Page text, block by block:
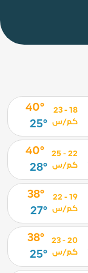
18 - 23
كم/س
40°
25°
22 - 25
كم/س
40°
28°
19 - 22
كم/س
38°
27°
20 - 23
كم/س
38°
25°